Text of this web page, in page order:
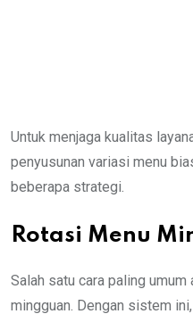
Untuk menjaga kualitas
penyusunan variasi menu
beberapa strategi.
Rotasi Menu
Salah satu cara paling
mingguan. Dengan sistem